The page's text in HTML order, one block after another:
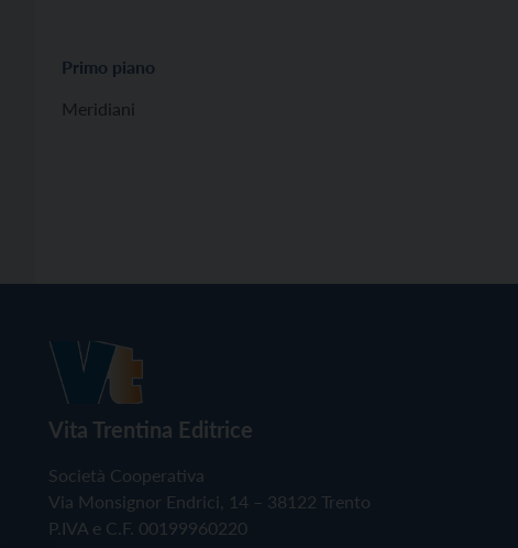
Primo piano
Meridiani
Vita Trentina Editrice
Società Cooperativa
Via Monsignor Endrici, 14 – 38122 Trento
P.IVA e C.F. 00199960220